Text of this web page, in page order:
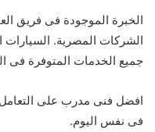
الخبرة الموجودة فى فريق
الشركات المصرية. السيارات
جميع الخدمات المتوفرة فى
افضل فنى مدرب على التعامل
فى نفس اليوم.